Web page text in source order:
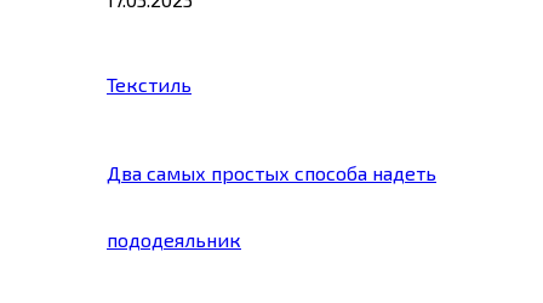
Текстиль
Два самых простых способа надеть
пододеяльник